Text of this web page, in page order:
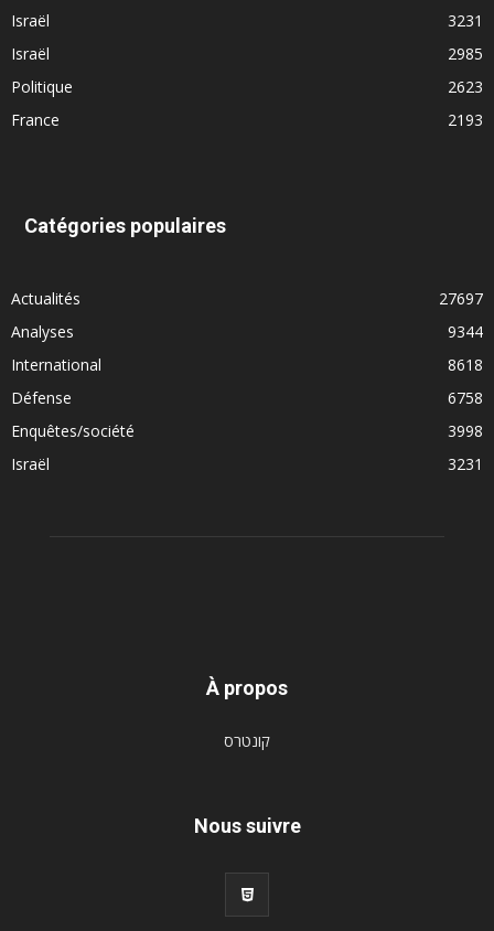
Israël
3231
Israël
2985
Politique
2623
France
2193
Catégories populaires
Actualités
27697
Analyses
9344
International
8618
Défense
6758
Enquêtes/société
3998
Israël
3231
À propos
קונטרס
Nous suivre